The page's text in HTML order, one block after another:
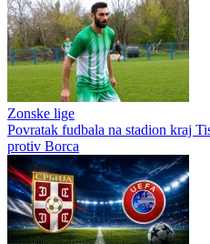
Zonske lige
Povratak fudbala na stadion kraj
protiv Borca